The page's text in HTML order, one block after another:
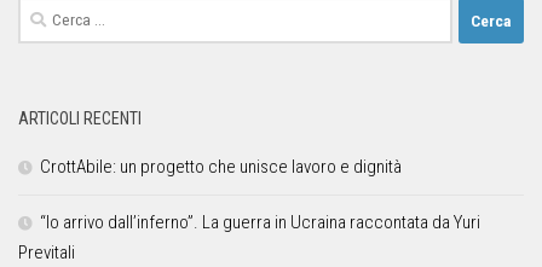
ARTICOLI RECENTI
CrottAbile: un progetto che unisce lavoro e dignità
“Io arrivo dall’inferno”. La guerra in Ucraina raccontata da Yuri
Previtali